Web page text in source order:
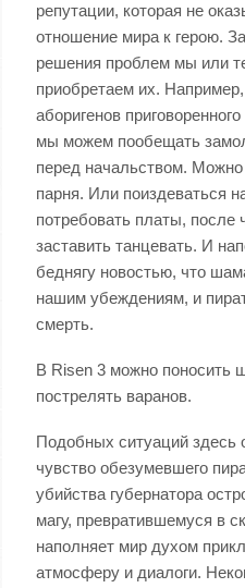
репутации, которая не
отношение мира к герою.
решения проблем мы или
приобретаем их.
аборигенов
мы можем пообещать
перед начальством. Можно
парня. Или поиздеваться
потребовать платы, после
заставить танцевать. И
беднягу новостью, что
нашим убеждениям, и
смерть.
В Risen 3 можно поносить
пострелять варанов.
Подобных ситуаций здесь
чувство обезумевшего
убийства губернатора
магу, превратившемуся в
наполняет мир духом
атмосферу и диалоги.